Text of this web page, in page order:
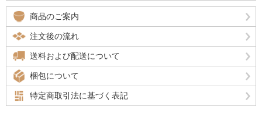
商品のご案内
注文後の流れ
送料および配送について
梱包について
特定商取引法に基づく表記